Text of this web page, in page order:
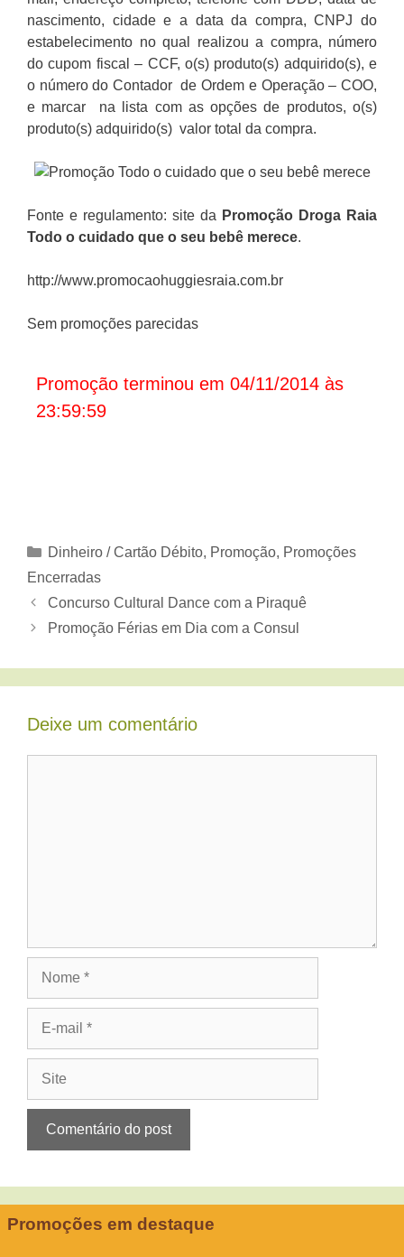
nascimento, cidade e a data da compra, CNPJ do
estabelecimento no qual realizou a compra, número
do cupom fiscal – CCF, o(s) produto(s) adquirido(s), e
o número do Contador de Ordem e Operação – COO,
e marcar na lista com as opções de produtos, o(s)
produto(s) adquirido(s) valor total da compra.
Fonte e regulamento: site da Promoção Droga Raia
Todo o cuidado que o seu bebê merece.
http://www.promocaohuggiesraia.com.br
Sem promoções parecidas
Promoção terminou em 04/11/2014 às
23:59:59
Categorias
Dinheiro / Cartão Débito, Promoção, Promoções
Encerradas
Concurso Cultural Dance com a Piraquê
Promoção Férias em Dia com a Consul
Deixe um comentário
Promoções em destaque